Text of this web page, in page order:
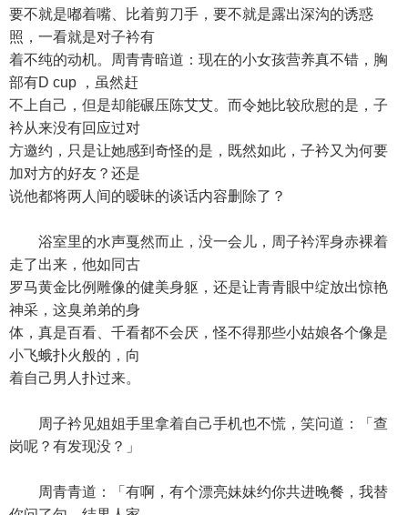
要不就是嘟着嘴、比着剪刀手，要不就是露出深沟的诱惑
照，一看就是对子衿有
着不纯的动机。周青青暗道：现在的小女孩营养真不错，胸
部有D cup ，虽然赶
不上自己，但是却能碾压陈艾艾。而令她比较欣慰的是，子
衿从来没有回应过对
方邀约，只是让她感到奇怪的是，既然如此，子衿又为何要
加对方的好友？还是
说他都将两人间的暧昧的谈话内容删除了？
浴室里的水声戛然而止，没一会儿，周子衿浑身赤裸着
走了出来，他如同古
罗马黄金比例雕像的健美身躯，还是让青青眼中绽放出惊艳
神采，这臭弟弟的身
体，真是百看、千看都不会厌，怪不得那些小姑娘各个像是
小飞蛾扑火般的，向
着自己男人扑过来。
周子衿见姐姐手里拿着自己手机也不慌，笑问道：「查
岗呢？有发现没？」
周青青道：「有啊，有个漂亮妹妹约你共进晚餐，我替